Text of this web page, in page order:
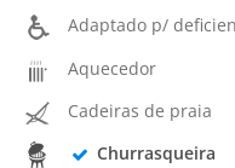
Adaptado p/
Aquecedor
Cadeiras de praia
Churrasqueira